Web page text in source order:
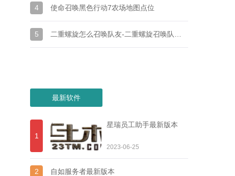
4 使命召唤黑色行动7农场地图点位
5
最新软件
1
星瑞员工助手最新版本
2023-06-25
2 自如服务者最新版本